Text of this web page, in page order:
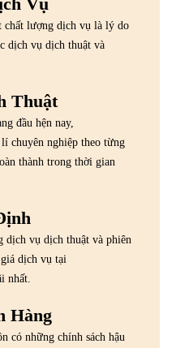
chất lượng dịch vụ là lý do
dịch vụ dịch thuật và
Thuật
đầu hện nay,
chuyên nghiệp theo từng
thành trong thời gian
dịch vụ dịch thuật và phiên
dịch vụ tại
nhất.
Hàng
có những chính sách hậu